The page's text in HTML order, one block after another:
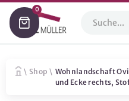
0
\ Shop \ Wohnlandschaft
und Ecke rechts,